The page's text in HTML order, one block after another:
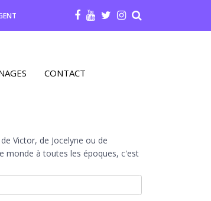
CONTACT
Victor, de Jocelyne ou de
monde à toutes les époques, c'est